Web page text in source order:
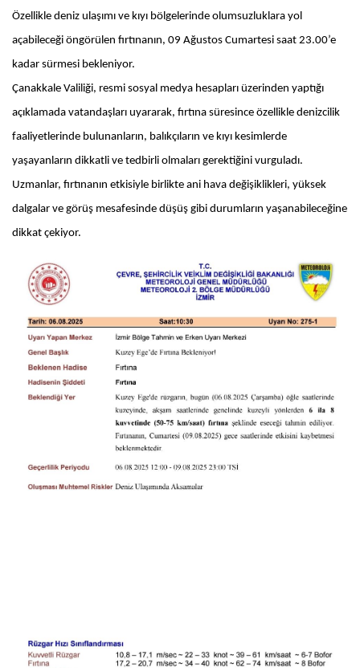
Özellikle deniz ulaşımı ve kıyı bölgelerinde olumsuzluklara yol
açabileceği öngörülen fırtınanın, 09 Ağustos Cumartesi saat 23.00’e
kadar sürmesi bekleniyor.
Çanakkale Valiliği, resmi sosyal medya hesapları üzerinden yaptığı
açıklamada vatandaşları uyararak, fırtına süresince özellikle denizcilik
faaliyetlerinde bulunanların, balıkçıların ve kıyı kesimlerde
yaşayanların dikkatli ve tedbirli olmaları gerektiğini vurguladı.
Uzmanlar, fırtınanın etkisiyle birlikte ani hava değişiklikleri, yüksek
dalgalar ve görüş mesafesinde düşüş gibi durumların yaşanabileceğine
dikkat çekiyor.